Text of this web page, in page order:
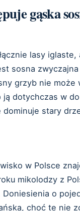
gąska
lasy
sosna
grzyb nie może
dotychczas w
stary
w Polsce
mikolodzy z
o
choć te nie